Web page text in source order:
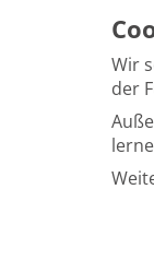
Wir
der